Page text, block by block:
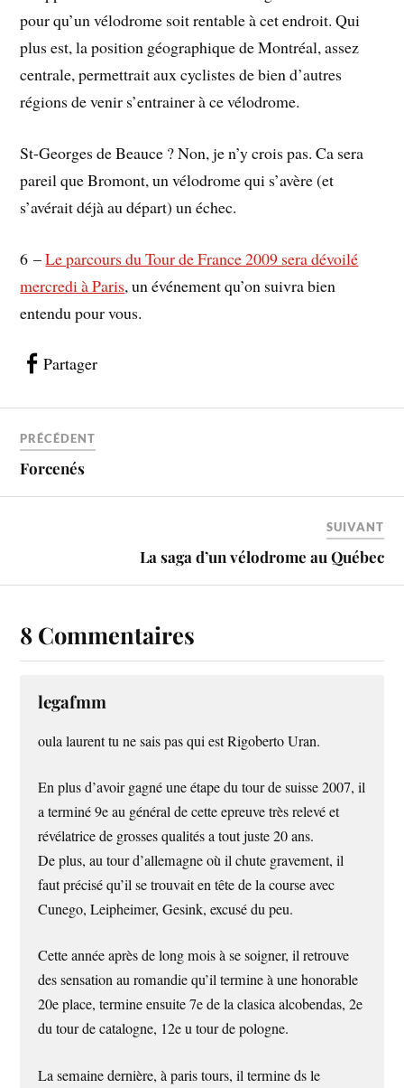
pour qu’un vélodrome soit rentable à cet endroit. Qui
plus est, la position géographique de Montréal, assez
centrale, permettrait aux cyclistes de bien d’autres
régions de venir s’entrainer à ce vélodrome.
St-Georges de Beauce ? Non, je n’y crois pas. Ca sera
pareil que Bromont, un vélodrome qui s’avère (et
s’avérait déjà au départ) un échec.
6 –Le parcours du Tour de France 2009 sera dévoilé
mercredi à Paris, un événement qu’on suivra bien
entendu pour vous.
Partager
PRÉCÉDENT
Forcenés
SUIVANT
La saga d’un vélodrome au Québec
8 Commentaires
legafmm
oula laurent tu ne sais pas qui est Rigoberto Uran.
En plus d’avoir gagné une étape du tour de suisse 2007, il
a terminé 9e au général de cette epreuve très relevé et
révélatrice de grosses qualités a tout juste 20 ans.
De plus, au tour d’allemagne où il chute gravement, il
faut précisé qu’il se trouvait en tête de la course avec
Cunego, Leipheimer, Gesink, excusé du peu.
Cette année après de long mois à se soigner, il retrouve
des sensation au romandie qu’il termine à une honorable
20e place, termine ensuite 7e de la clasica alcobendas, 2e
du tour de catalogne, 12e u tour de pologne.
La semaine dernière, à paris tours, il termine ds le